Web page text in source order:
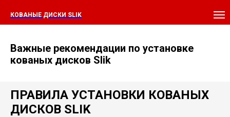
КОВАНЫЕ ДИСКИ SLIK
Важные рекомендации по установке
кованых дисков Slik
ПРАВИЛА УСТАНОВКИ КОВАНЫХ
ДИСКОВ SLIK